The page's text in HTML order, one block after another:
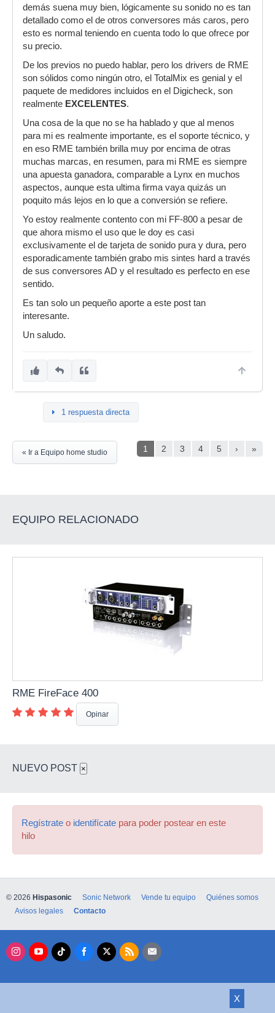
demás suena muy bien, lógicamente su sonido no es tan
detallado como el de otros conversores más caros, pero
esto es normal teniendo en cuenta todo lo que ofrece por
su precio.
De los previos no puedo hablar, pero los drivers de RME
son sólidos como ningún otro, el TotalMix es genial y el
paquete de medidores incluidos en el Digicheck, son
realmente EXCELENTES.
Una cosa de la que no se ha hablado y que al menos
para mi es realmente importante, es el soporte técnico, y
en eso RME también brilla muy por encima de otras
muchas marcas, en resumen, para mi RME es siempre
una apuesta ganadora, comparable a Lynx en muchos
aspectos, aunque esta ultima firma vaya quizás un
poquito más lejos en lo que a conversión se refiere.
Yo estoy realmente contento con mi FF-800 a pesar de
que ahora mismo el uso que le doy es casi
exclusivamente el de tarjeta de sonido pura y dura, pero
esporadicamente también grabo mis sintes hard a través
de sus conversores AD y el resultado es perfecto en ese
sentido.
Es tan solo un pequeño aporte a este post tan
interesante.
Un saludo.
1 respuesta directa
1 2 3 4 5 › »
« Ir a Equipo home studio
EQUIPO RELACIONADO
RME FireFace 400
Opinar
NUEVO POST ×
Regístrate o identifícate para poder postear en este
hilo
X
© 2026 Hispasonic Sonic Network Vende tu equipo
Quiénes somos
Avisos legales
Contacto